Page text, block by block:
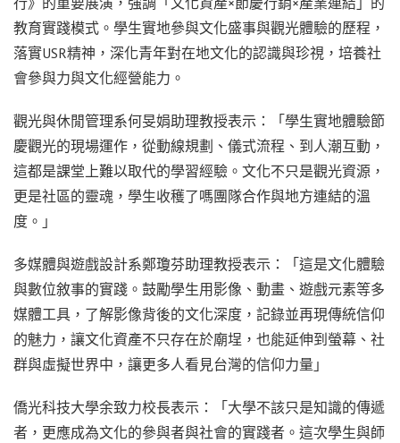
教育實踐模式。學生實地參與文化盛事與觀光體驗的歷程，
落實USR精神，深化青年對在地文化的認識與珍視，培養社
會參與力與文化經營能力。
觀光與休閒管理系何旻娟助理教授表示：「學生實地體驗節
慶觀光的現場運作，從動線規劃、儀式流程、到人潮互動，
這都是課堂上難以取代的學習經驗。文化不只是觀光資源，
更是社區的靈魂，學生收穫了嗎團隊合作與地方連結的溫
度。」
多媒體與遊戲設計系鄭瓊芬助理教授表示：「這是文化體驗
與數位敘事的實踐。鼓勵學生用影像、動畫、遊戲元素等多
媒體工具，了解影像背後的文化深度，記錄並再現傳統信仰
的魅力，讓文化資產不只存在於廟埕，也能延伸到螢幕、社
群與虛擬世界中，讓更多人看見台灣的信仰力量」
僑光科技大學余致力校長表示：「大學不該只是知識的傳遞
者，更應成為文化的參與者與社會的實踐者。這次學生與師